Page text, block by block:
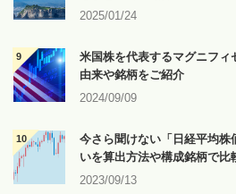
2025/01/24
米国株を代表するマグニフ
由来や銘柄をご紹介
2024/09/09
今さら聞けない「日経平均
いを算出方法や構成銘柄で比
2023/09/13